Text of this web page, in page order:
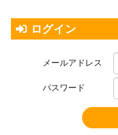
ログイン
メールアドレス
パスワード